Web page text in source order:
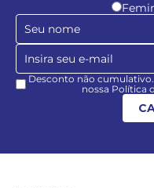
Desconto não
nossa Política